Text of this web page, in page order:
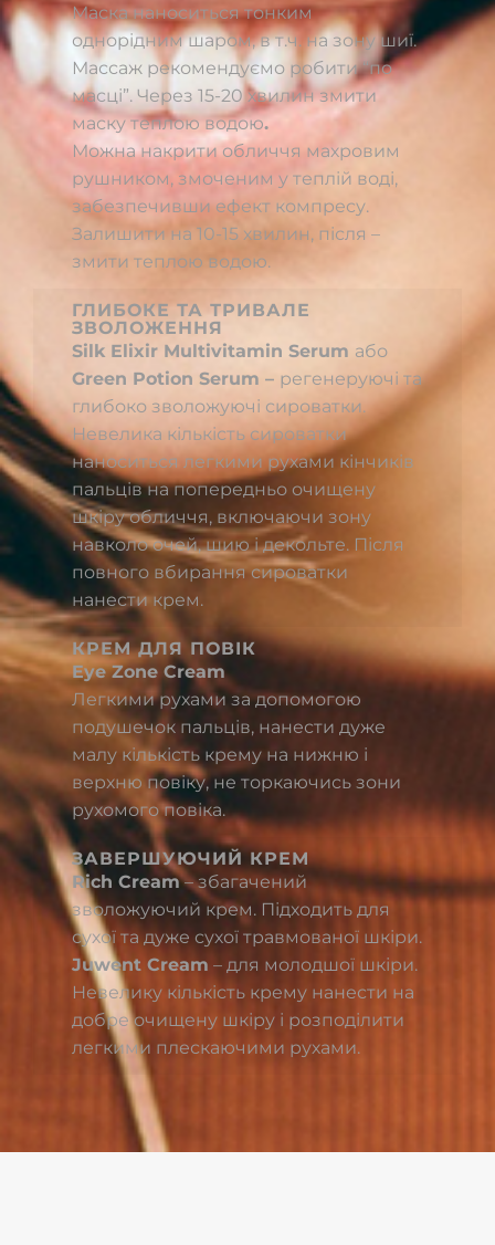
Маска наноситься тонким
однорідним шаром, в т.ч. на зону шиї.
Массаж рекомендуємо робити “по
масці”. Через 15-20 хвилин змити
маску теплою водою.
Можна накрити обличчя махровим
рушником, змоченим у теплій воді,
забезпечивши ефект компресу.
Залишити на 10-15 хвилин, після –
змити теплою водою.
ГЛИБОКЕ ТА ТРИВАЛЕ
ЗВОЛОЖЕННЯ
Silk Elixir Multivitamin Serum або
Green Potion Serum – регенеруючі та
глибоко зволожуючі сироватки.
Невелика кількість сироватки
наноситься легкими рухами кінчиків
пальців на попередньо очищену
шкіру обличчя, включаючи зону
навколо очей, шию і декольте. Після
повного вбирання сироватки
нанести крем.
КРЕМ ДЛЯ ПОВІК
Eye Zone Cream
Легкими рухами за допомогою
подушечок пальців, нанести дуже
малу кількість крему на нижню і
верхню повіку, не торкаючись зони
рухомого повіка.
ЗАВЕРШУЮЧИЙ КРЕМ
Rich Cream– збагачений
зволожуючий крем. Підходить для
сухої та дуже сухої травмованої шкіри.
Juwent Cream – для молодшої шкіри.
Невелику кількість крему нанести на
добре очищену шкіру і розподілити
легкими плескаючими рухами.